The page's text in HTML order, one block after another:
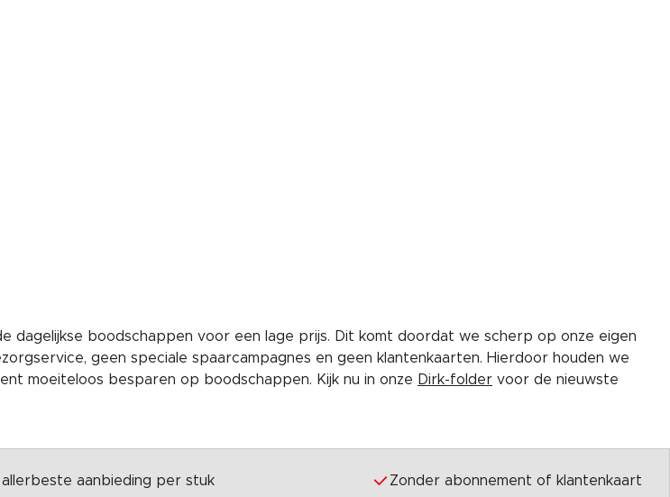
dagelijkse boodschappen voor een lage prijs. Dit komt doordat we scherp op onze eigen
geen speciale spaarcampagnes en geen klantenkaarten. Hierdoor houden we
moeiteloos besparen op boodschappen. Kijk nu in onze Dirk-folder voor de nieuwste
aanbieding per stuk Zonder abonnement of klantenkaart